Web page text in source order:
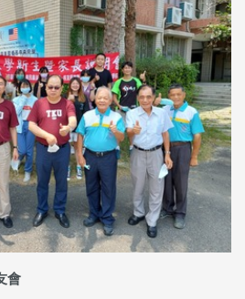
會